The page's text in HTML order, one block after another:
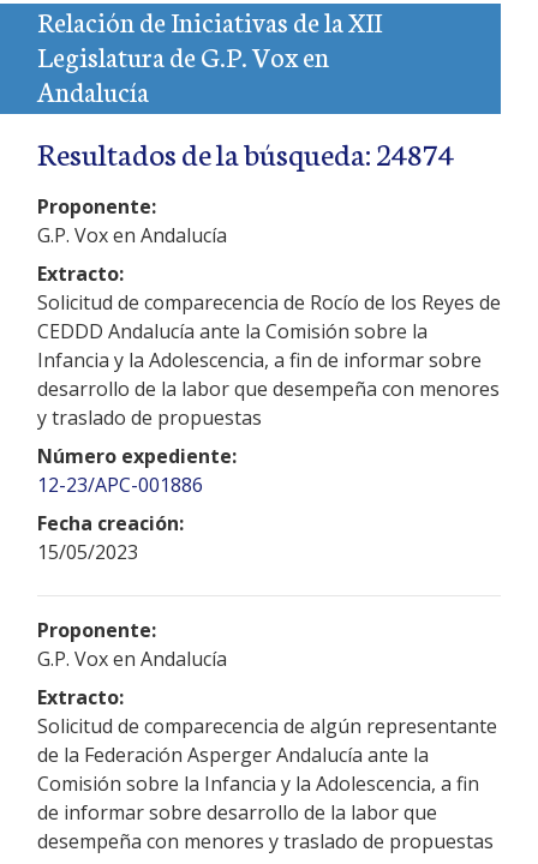
Relación de Iniciativas de la XII
Legislatura de G.P. Vox en
Andalucía
Resultados de la búsqueda: 24874
Proponente:
G.P. Vox en Andalucía
Extracto:
Solicitud de comparecencia de Rocío de los Reyes de
CEDDD Andalucía ante la Comisión sobre la
Infancia y la Adolescencia, a fin de informar sobre
desarrollo de la labor que desempeña con menores
y traslado de propuestas
Número expediente:
12-23/APC-001886
Fecha creación:
15/05/2023
Proponente:
G.P. Vox en Andalucía
Extracto:
Solicitud de comparecencia de algún representante
de la Federación Asperger Andalucía ante la
Comisión sobre la Infancia y la Adolescencia, a fin
de informar sobre desarrollo de la labor que
desempeña con menores y traslado de propuestas